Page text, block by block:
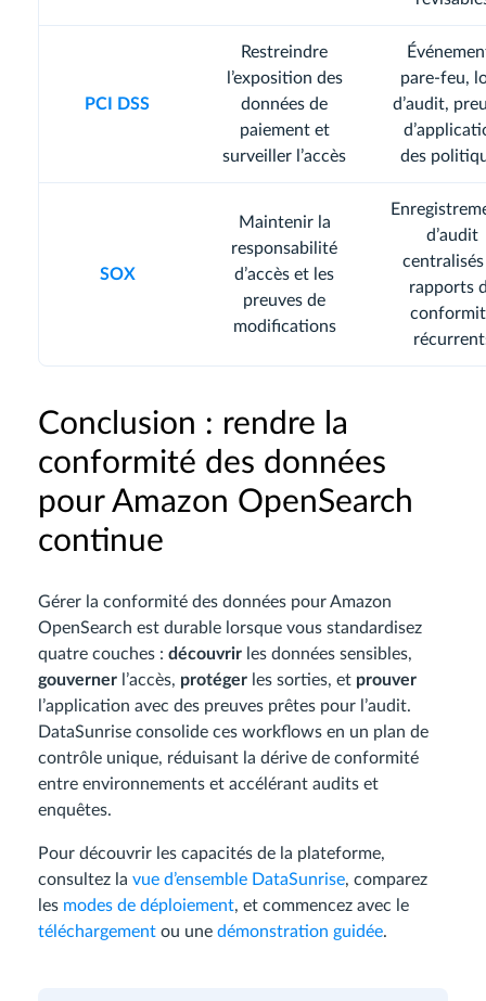
PCI DSS
Restreindre
l’exposition des
données de
paiement et
surveiller l’accès
pare-feu,
d’audit,
des
SOX
Maintenir la
responsabilité
d’accès et les
preuves de
modifications
d’audit
rapports
Conclusion : rendre la
conformité des données
pour Amazon OpenSearch
continue
Gérer la conformité des données pour Amazon
OpenSearch est durable lorsque vous standardisez
quatre couches : découvrir les données sensibles,
gouverner l’accès, protéger les sorties, et prouver
l’application avec des preuves prêtes pour l’audit.
DataSunrise consolide ces workflows en un plan de
contrôle unique, réduisant la dérive de conformité
entre environnements et accélérant audits et
enquêtes.
Pour découvrir les capacités de la plateforme,
consultez la vue d’ensemble DataSunrise, comparez
les modes de déploiement, et commencez avec le
téléchargement ou une démonstration guidée.